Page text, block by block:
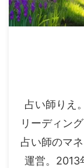
占い師りえ
リーディン
占い師のマ
運営。2013